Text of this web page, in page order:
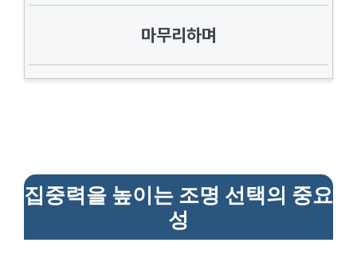
마무리하며
집중력을 높이는 조명 선택의 중요
성